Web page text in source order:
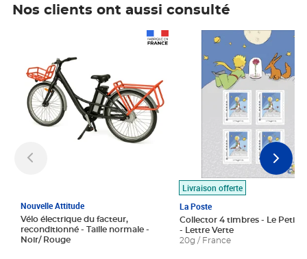
Nos clients ont aussi consulté
Nouvelle Attitude
Vélo électrique du facteur,
reconditionné - Taille normale -
Noir/ Rouge
Livraison offerte
La Poste
Collector 4 timbres - Le Petit
- Lettre Verte
20g / France
Prix 7,50€